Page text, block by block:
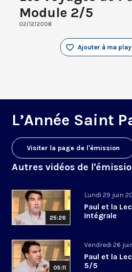
Module 2/5
02/12/2008
Ajouter à ma
L’Année Saint
Visiter la page de l'émission
Autres vidéos de
25:26
Lundi 29 juin
Paul et la
Intégrale
05:11
Vendredi 26
Paul et la
5/5